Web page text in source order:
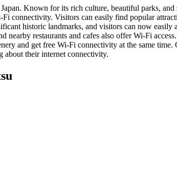
Known for its rich culture, beautiful parks,
connectivity. Visitors can easily find popular
historic landmarks, and visitors can now
restaurants and cafes also offer Wi-Fi
and get free Wi-Fi connectivity at the same
about their internet connectivity.